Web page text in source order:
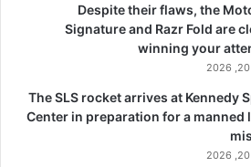
Despite their flaws, the
Signature and Razr Fold are
winning your
The SLS rocket arrives at Kennedy
Center in preparation for a manned